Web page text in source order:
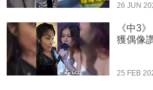
26 JUN
《中3
獲偶像
25 FEB